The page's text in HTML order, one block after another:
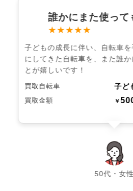
誰かにまた使って
★★★★★
子どもの成長に伴い、自転車
にしてきた自転車を、また誰
とが嬉しいです！
買取自転車 子ど
買取金額 ￥
50代・女性
chevron_left chevron_right